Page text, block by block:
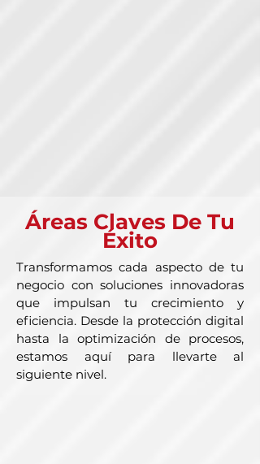
Áreas Claves De Tu
Éxito
Transformamos cada aspecto de tu
negocio con soluciones innovadoras
que impulsan tu crecimiento y
eficiencia. Desde la protección digital
hasta la optimización de procesos,
estamos aquí para llevarte al
siguiente nivel.